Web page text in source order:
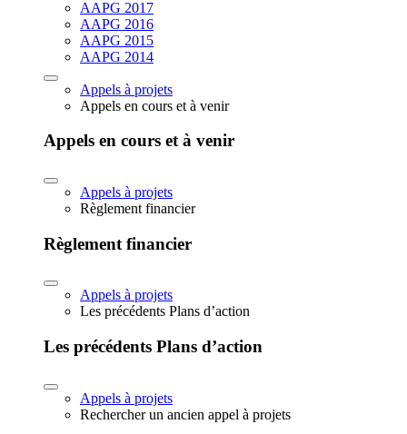
AAPG 2017
AAPG 2016
AAPG 2015
AAPG 2014
Appels à projets
Appels en cours et à venir
Appels en cours et à venir
Appels à projets
Règlement financier
Règlement financier
Appels à projets
Les précédents Plans d’action
Les précédents Plans d’action
Appels à projets
Rechercher un ancien appel à projets